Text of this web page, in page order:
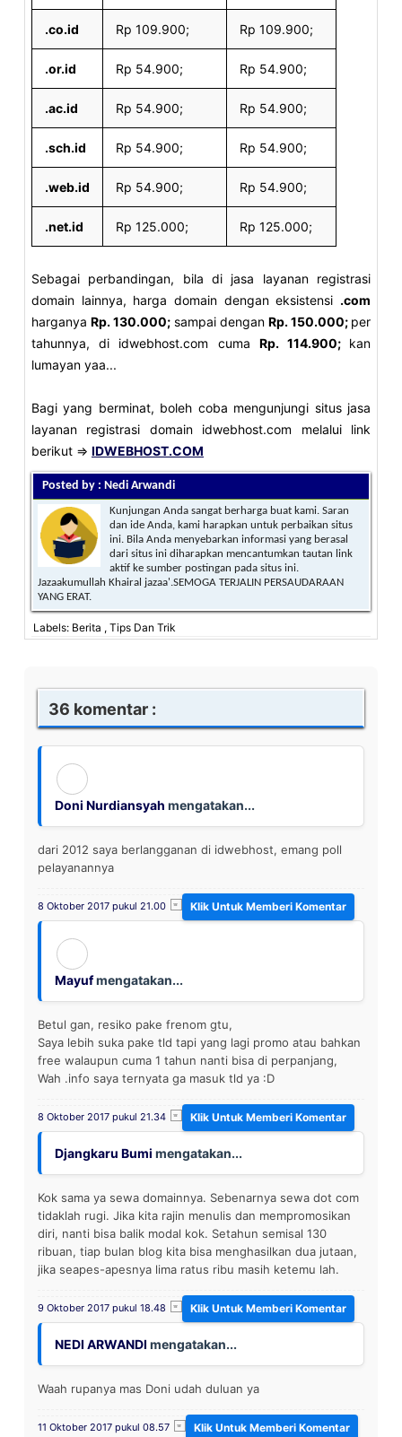
.co.id Rp 109.900; Rp 109.900;
.or.id Rp 54.900; Rp 54.900;
.ac.id Rp 54.900; Rp 54.900;
.sch.id Rp 54.900; Rp 54.900;
.web.id Rp 54.900; Rp 54.900;
.net.id Rp 125.000; Rp 125.000;
Sebagai perbandingan, bila di jasa layanan registrasi
domain lainnya, harga domain dengan eksistensi .com
harganya Rp. 130.000; sampai dengan Rp. 150.000; per
tahunnya, di idwebhost.com cuma Rp. 114.900; kan
lumayan yaa...
Bagi yang berminat, boleh coba mengunjungi situs jasa
layanan registrasi domain idwebhost.com melalui link
berikut => IDWEBHOST.COM
Posted by : Nedi Arwandi
Kunjungan Anda sangat berharga buat kami. Saran
dan ide Anda, kami harapkan untuk perbaikan situs
ini. Bila Anda menyebarkan informasi yang berasal
dari situs ini diharapkan mencantumkan tautan link
aktif ke sumber postingan pada situs ini.
Jazaakumullah Khairal jazaa'.SEMOGA TERJALIN PERSAUDARAAN
YANG ERAT.
Labels: Berita , Tips Dan Trik
36 komentar :
Doni Nurdiansyah mengatakan...
dari 2012 saya berlangganan di idwebhost, emang poll
pelayanannya
8 Oktober 2017 pukul 21.00
Mayufmengatakan...
Betul gan, resiko pake frenom gtu,
Saya lebih suka pake tld tapi yang lagi promo atau bahkan
free walaupun cuma 1 tahun nanti bisa di perpanjang,
Wah .info saya ternyata ga masuk tld ya :D
8 Oktober 2017 pukul 21.34
Djangkaru Bumi mengatakan...
Kok sama ya sewa domainnya. Sebenarnya sewa dot com
tidaklah rugi. Jika kita rajin menulis dan mempromosikan
diri, nanti bisa balik modal kok. Setahun semisal 130
ribuan, tiap bulan blog kita bisa menghasilkan dua jutaan,
jika seapes-apesnya lima ratus ribu masih ketemu lah.
9 Oktober 2017 pukul 18.48
NEDI ARWANDI mengatakan...
Waah rupanya mas Doni udah duluan ya
11 Oktober 2017 pukul 08.57